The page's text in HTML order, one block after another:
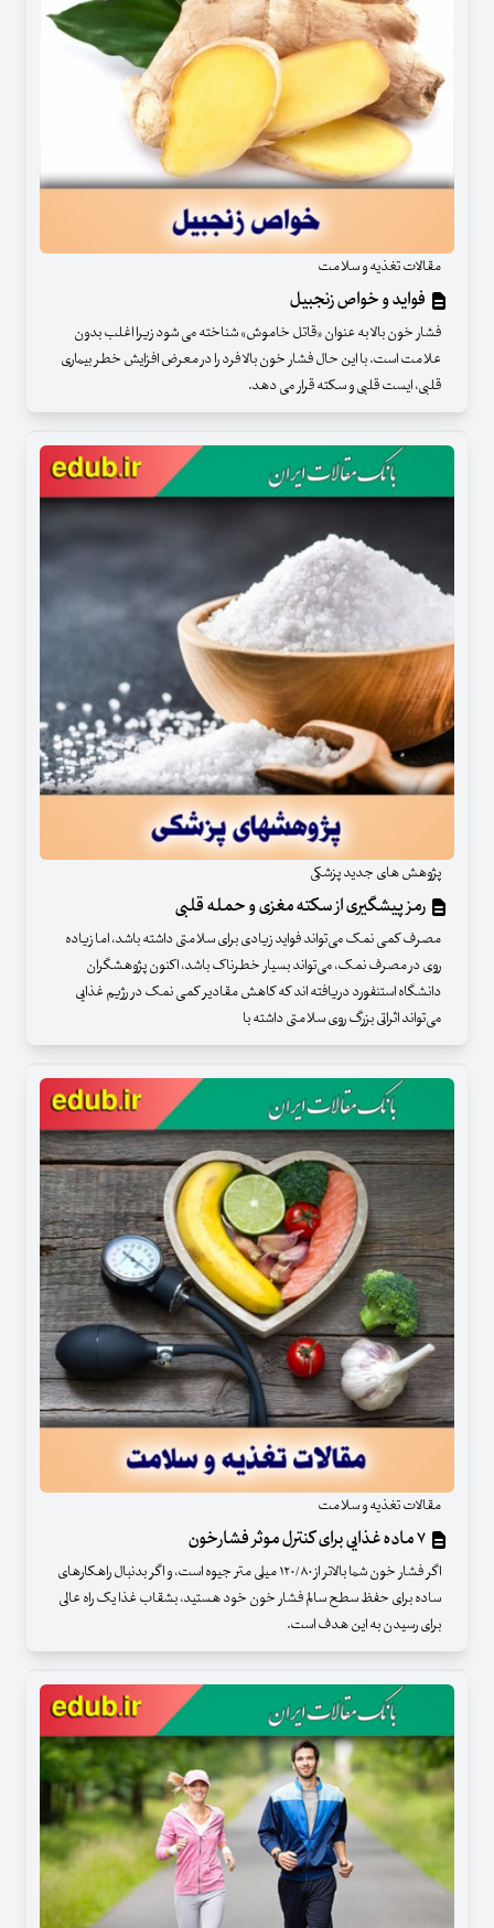
مقالات تغذیه و سلامت
فواید و خواص زنجبیل
فشار خون بالا به عنوان «قاتل خاموش» شناخته می شود زیرا اغلب بدون
علامت است. با این حال فشار خون بالا فرد را در معرض افزایش خطر بیماری
قلبی، ایست قلبی و سکته قرار می دهد.
پژوهش های جدید پزشکی
رمز پیشگیری از سکته مغزی و حمله قلبی
مصرف کمی نمک می‌تواند فواید زیادی برای سلامتی داشته باشد، اما زیاده
روی در مصرف نمک، می‌تواند بسیار خطرناک باشد، اکنون پژوهشگران
دانشگاه استنفورد دریافته اند که کاهش مقادیر کمی نمک در رژیم غذایی
می‌تواند اثراتی بزرگ روی سلامتی داشته با
مقالات تغذیه و سلامت
اگر فشار خون شما بالاتر از ۱۲۰/۸۰ میلی متر جیوه است، و اگر بدنبال راهکارهای
ساده برای حفظ سطح سالم فشار خون خود هستید، بشقاب غذا یک راه عالی
برای رسیدن به این هدف است.